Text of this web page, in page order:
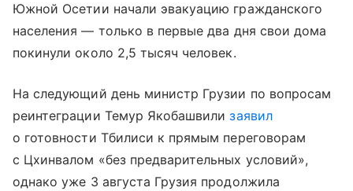
Южной Осетии начали эвакуацию гражданского
населения — только в первые два дня свои дома
покинули около 2,5 тысяч человек.
На следующий день министр Грузии по вопросам
реинтеграции Темур Якобашвилизаявил
о готовности Тбилиси к прямым переговорам
с Цхинвалом «без предварительных условий»,
однако уже 3 августа Грузия продолжила